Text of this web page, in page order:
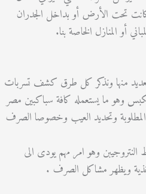
تحت الأرض أو بداخل الجدران
المنازل الخاصة بنا.
منها ونذكر كل طرق كشف تسربات
ما يستعمله كافة سباكبين مصر
وتحديد العيب وخصوصا الصرف
وهو امر مهم يودى الى
مشاكل الصرف .